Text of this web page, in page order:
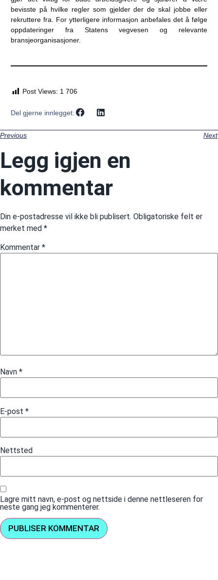
bevisste på hvilke regler som gjelder der de skal jobbe eller
rekruttere fra. For ytterligere informasjon anbefales det å følge
oppdateringer fra Statens vegvesen og relevante
bransjeorganisasjoner.
Post Views: 1 706
Del gjerne innlegget:
Previous Next
Legg igjen en
kommentar
Din e-postadresse vil ikke bli publisert. Obligatoriske felt er
merket med *
Kommentar *
Navn *
E-post *
Nettsted
Lagre mitt navn, e-post og nettside i denne nettleseren for
neste gang jeg kommenterer.